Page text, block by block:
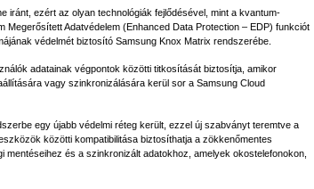
iránt, ezért az olyan technológiák fejlődésével, mint a kvantum-
Adatvédelem (Enhanced Data Protection – EDP) funkciót
védelmét biztosító Samsung Knox Matrix rendszerébe.
adatainak végpontok közötti titkosítását biztosítja, amikor
vagy szinkronizálására kerül sor a Samsung Cloud
egy újabb védelmi réteg került, ezzel új szabványt teremtve a
közötti kompatibilitása biztosíthatja a zökkenőmentes
és a szinkronizált adatokhoz, amelyek okostelefonokon,